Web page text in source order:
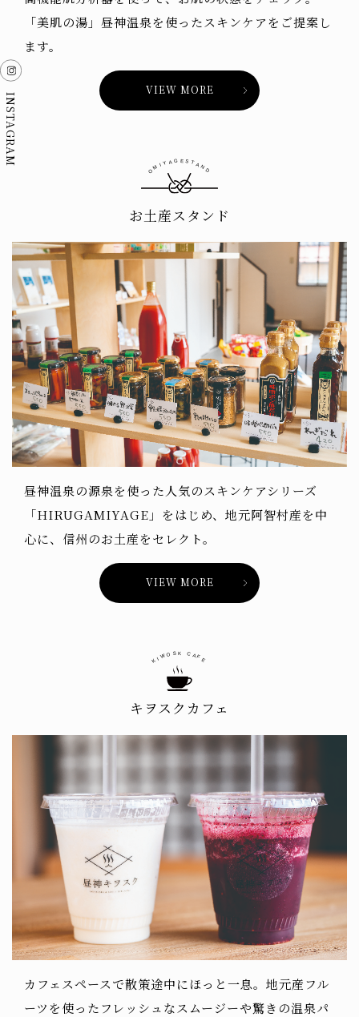
INSTAGRAM
「美肌の湯」昼神温泉を使ったスキンケアをご提案し
ます。
VIEW MORE
O
MIY AG ES TAND
お土産スタンド
昼神温泉の源泉を使った人気のスキンケアシリーズ
「HIRUGAMIYAGE」をはじめ、地元阿智村産を中
心に、信州のお土産をセレクト。
VIEW MORE
KIWOSK C AFE
キヲスクカフェ
カフェスペースで散策途中にほっと一息。地元産フル
ーツを使ったフレッシュなスムージーや驚きの温泉パ